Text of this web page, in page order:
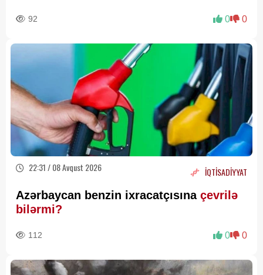
92 0 0
22:31 / 08 Avqust 2026 İQTİSADİYYAT
Azərbaycan benzin ixracatçısınaçevrilə
bilərmi?
112 0 0